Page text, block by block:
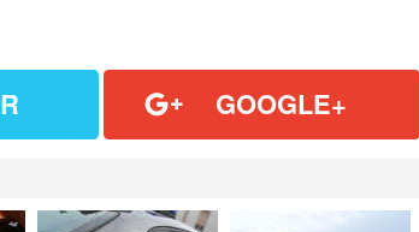
GOOGLE+